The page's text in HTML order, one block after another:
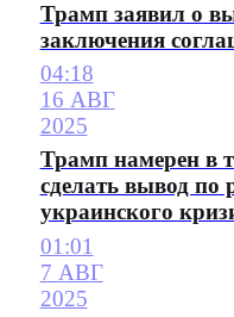
Трамп заявил о
заключения
04:18
16 АВГ
2025
Трамп намерен в
сделать вывод по
украинского
01:01
7 АВГ
2025